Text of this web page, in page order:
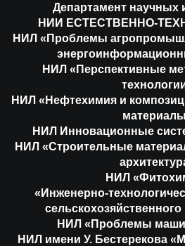
Департамент научных
НИИ ЕСТЕСТВЕННО-
НИЛ «Проблемы
НИЛ «Перспективные
НИЛ «Нефтехимия и
НИЛ Инновационные
НИЛ «Строительные
НИЛ
«Инженерно-
НИЛ «Проблемы
НИЛ имени У. Бестерекова